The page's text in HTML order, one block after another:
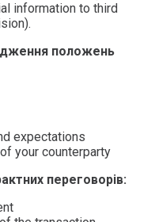
information to third
положень
expectations
your counterparty
переговорів: